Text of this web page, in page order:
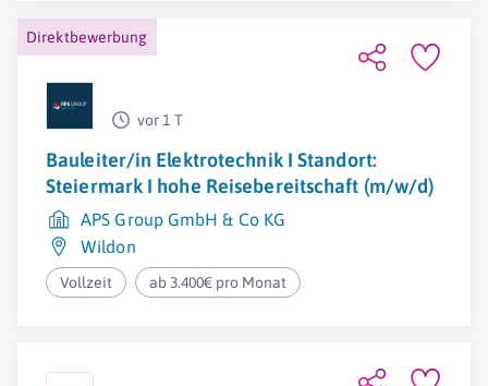
Direktbewerbung
vor 1 T
Bauleiter/in Elektrotechnik I Standort:
Steiermark I hohe Reisebereitschaft (m/w/d)
APS Group GmbH & Co KG
Wildon
Vollzeit ab 3.400€ pro Monat